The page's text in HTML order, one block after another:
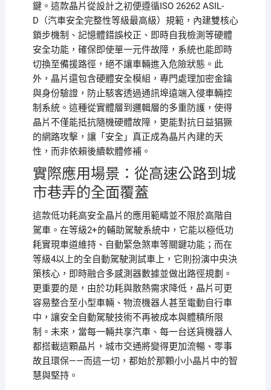
鍵。這款晶片從設計之初便遵循ISO 26262 ASIL-
D（汽車安全完整性等級最高級）規範，內建雙核心
鎖步機制、記憶體錯誤校正、即時自我檢測等硬體
安全功能，確保即使單一元件故障，系統也能即時
切換至備援路徑，絕不讓車輛進入危險狀態。此
外，晶片還包含硬體安全模組，專門處理加密金鑰
與身份驗證，防止駭客透過通訊埠遠端入侵車輛控
制系統。這種從實體層到邏輯層的多重防護，使得
晶片不僅能抵抗隨機硬體故障，更能對抗日益猖獗
的網路攻擊，讓「安全」真正成為晶片內建的天
性，而非依賴後續軟體修補。
實際應用場景：從高速公路到城
市巷弄的全面覆蓋
這款低功耗高安全晶片的應用範疇並不限於高階自
駕車。在等級2+的輔助駕駛系統中，它能以極低功
耗實現車道維持、自動緊急煞車等關鍵功能；而在
等級4以上的全自動駕駛測試車上，它則扮演中央決
策核心，即時融合多感測器數據並做出路徑規劃。
更重要的是，由於功耗與散熱需求降低，晶片可更
容易整合至小型車輛、物流機器人甚至電動自行車
中，讓安全自動駕駛技術不再被成本與體積所限
制。未來，當每一輛共享汽車、每一台送貨機器人
都搭載這顆晶片，城市交通將變得更加流暢、零事
故且環保——而這一切，都始於那顆小小晶片中的智
慧與堅持。